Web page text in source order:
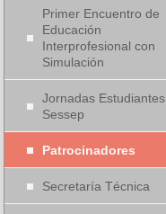
Primer Encuentro de
Educación
Interprofesional con
Simulación
Jornadas Estudiantes
Sessep
Patrocinadores
Secretaría Técnica